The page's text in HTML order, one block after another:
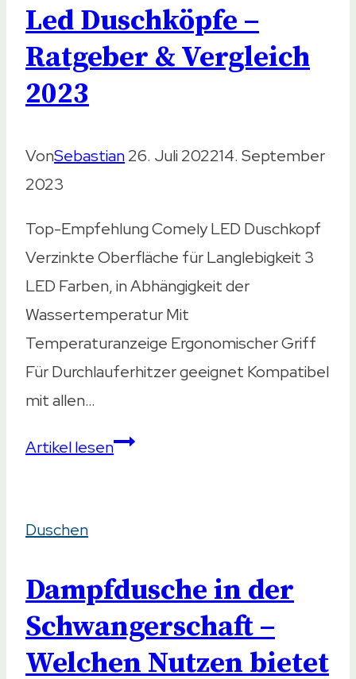
Du
achten
Led Duschköpfe –
Ratgeber & Vergleich
2023
VonSebastian26. Juli 202214. September
2023
Top-Empfehlung Comely LED Duschkopf
Verzinkte Oberfläche für Langlebigkeit 3
LED Farben, in Abhängigkeit der
Wassertemperatur Mit
Temperaturanzeige Ergonomischer Griff
Für Durchlauferhitzer geeignet Kompatibel
mit allen…
Artikel lesenLed
Vergleich
Duschen
Dampfdusche in der
Schwangerschaft –
Welchen Nutzen bietet